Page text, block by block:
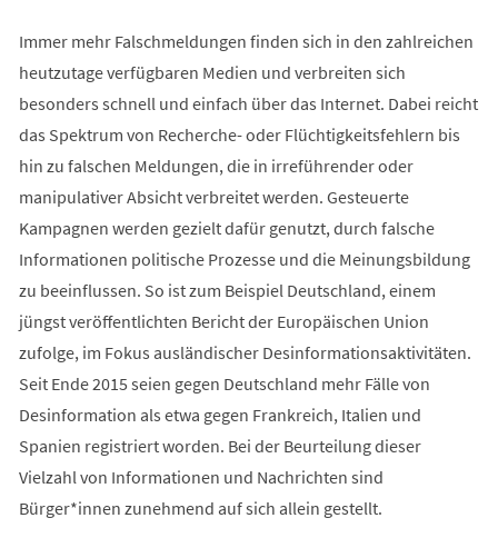
Immer mehr Falschmeldungen finden sich in den zahlreichen
heutzutage verfügbaren Medien und verbreiten sich
besonders schnell und einfach über das Internet. Dabei reicht
das Spektrum von Recherche- oder Flüchtigkeitsfehlern bis
hin zu falschen Meldungen, die in irreführender oder
manipulativer Absicht verbreitet werden. Gesteuerte
Kampagnen werden gezielt dafür genutzt, durch falsche
Informationen politische Prozesse und die Meinungsbildung
zu beeinflussen. So ist zum Beispiel Deutschland, einem
jüngst veröffentlichten Bericht der Europäischen Union
zufolge, im Fokus ausländischer Desinformationsaktivitäten.
Seit Ende 2015 seien gegen Deutschland mehr Fälle von
Desinformation als etwa gegen Frankreich, Italien und
Spanien registriert worden. Bei der Beurteilung dieser
Vielzahl von Informationen und Nachrichten sind
Bürger*innen zunehmend auf sich allein gestellt.